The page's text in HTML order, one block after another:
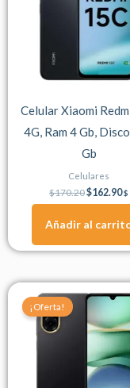
Celular Xiaomi
4G, Ram 4 Gb,
Gb
Celulares
$170.20$162.90$
Añadir al
¡Oferta!
price
$143.80.
is:
Este
tiene